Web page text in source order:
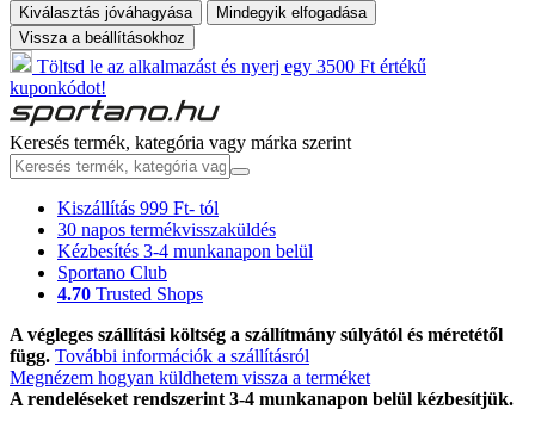
Kiválasztás jóváhagyása
Mindegyik elfogadása
Vissza a beállításokhoz
Töltsd le az alkalmazást és nyerj egy 3500 Ft értékű
kuponkódot!
Keresés termék, kategória vagy márka szerint
Kiszállítás 999 Ft- tól
30 napos termékvisszaküldés
Kézbesítés 3-4 munkanapon belül
Sportano Club
4.70 Trusted Shops
A végleges szállítási költség a szállítmány súlyától és méretétől
függ. További információk a szállításról
Megnézem hogyan küldhetem vissza a terméket
A rendeléseket rendszerint 3-4 munkanapon belül kézbesítjük.